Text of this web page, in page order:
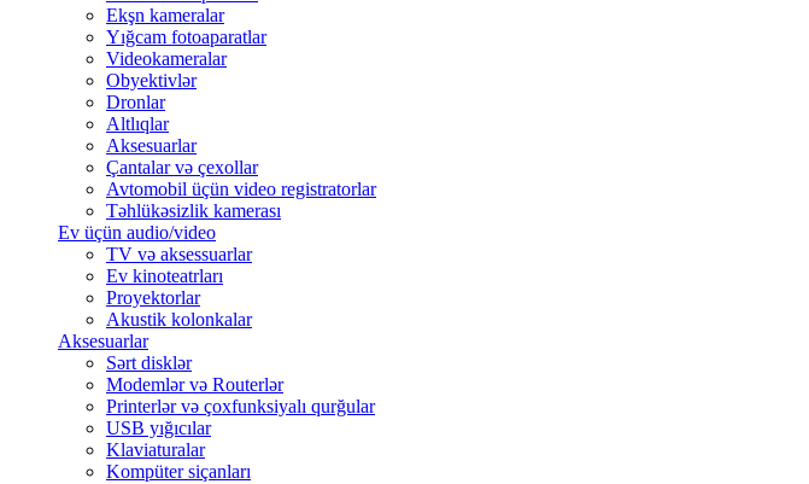
Ekşn kameralar
Yığcam fotoaparatlar
Videokameralar
Obyektivlər
Dronlar
Altlıqlar
Aksesuarlar
Çantalar və çexollar
Avtomobil üçün video registratorlar
Təhlükəsizlik kamerası
Ev üçün audio/video
TV və aksessuarlar
Ev kinoteatrları
Proyektorlar
Akustik kolonkalar
Aksesuarlar
Sərt disklər
Modemlər və Routerlər
Printerlər və çoxfunksiyalı qurğular
USB yığıcılar
Klaviaturalar
Kompüter siçanları